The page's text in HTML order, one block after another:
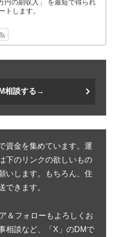
円の副収入」 を最短で得られ
トします。
相談する→
資金を集めています。運
下のリンクの欲しいもの
いします。もちろん、住
できます。
＆フォローもよろしくお
相談など、「X」のDMで